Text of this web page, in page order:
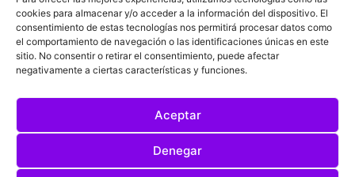
cookies para almacenar y/o acceder a la información del dispositivo. El
consentimiento de estas tecnologías nos permitirá procesar datos como
el comportamiento de navegación o las identificaciones únicas en este
sitio. No consentir o retirar el consentimiento, puede afectar
negativamente a ciertas características y funciones.
Aceptar
Denegar